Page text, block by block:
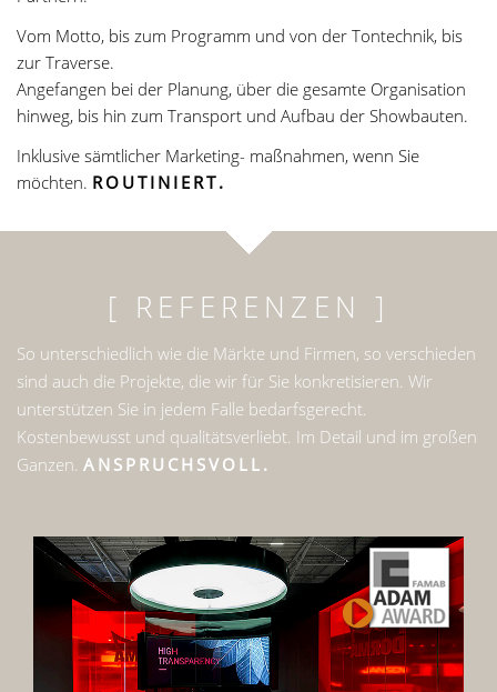
Vom Motto, bis zum Programm und von der Tontechnik, bis
zur Traverse.
Angefangen bei der Planung, über die gesamte Organisation
hinweg, bis hin zum Transport und Aufbau der Showbauten.
Inklusive sämtlicher Marketing- maßnahmen, wenn Sie
möchten. ROUTINIERT.
[ REFERENZEN ]
So unterschiedlich wie die Märkte und Firmen, so verschieden
sind auch die Projekte, die wir für Sie konkretisieren. Wir
unterstützen Sie in jedem Falle bedarfsgerecht.
Kostenbewusst und qualitätsverliebt. Im Detail und im großen
Ganzen. ANSPRUCHSVOLL.